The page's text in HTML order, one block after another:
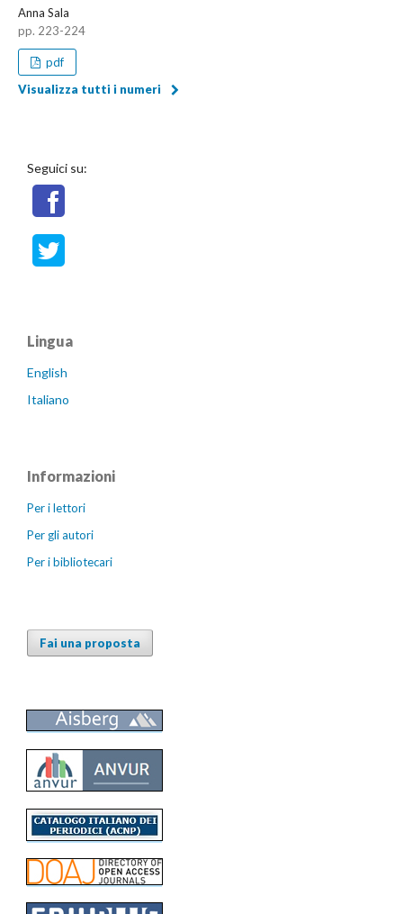
Anna Sala
pp. 223-224
pdf
Visualizza tutti i numeri
Seguici su:
Lingua
English
Italiano
Informazioni
Per i lettori
Per gli autori
Per i bibliotecari
Fai una proposta